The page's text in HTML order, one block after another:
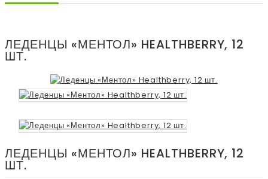
ЛЕДЕНЦЫ «МЕНТОЛ» HEALTHBERRY, 12
ШТ.
ЛЕДЕНЦЫ «МЕНТОЛ» HEALTHBERRY, 12
ШТ.